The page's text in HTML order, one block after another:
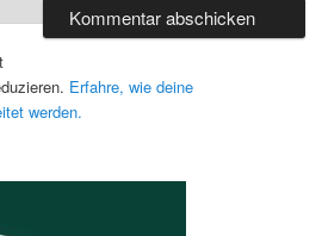
Erfahre, wie deine
werden.